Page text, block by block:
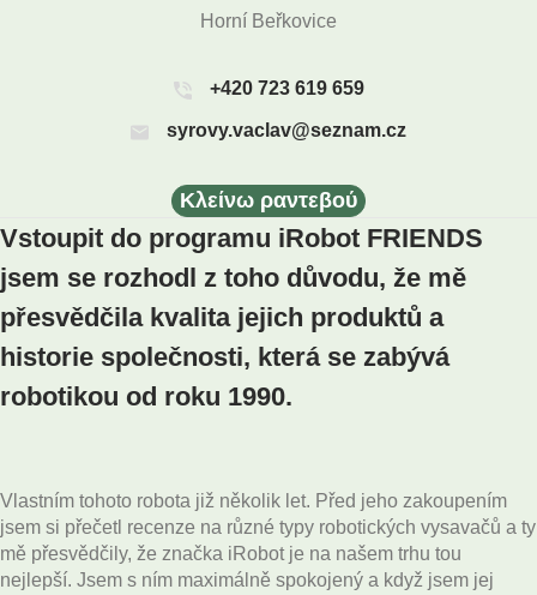
Horní Beřkovice
+420 723 619 659
syrovy.vaclav@seznam.cz
Κλείνω ραντεβού
Vstoupit do programu iRobot FRIENDS
jsem se rozhodl z toho důvodu, že mě
přesvědčila kvalita jejich produktů a
historie společnosti, která se zabývá
robotikou od roku 1990.
Vlastním tohoto robota již několik let. Před jeho zakoupením
jsem si přečetl recenze na různé typy robotických vysavačů a ty
mě přesvědčily, že značka iRobot je na našem trhu tou
nejlepší. Jsem s ním maximálně spokojený a když jsem jej